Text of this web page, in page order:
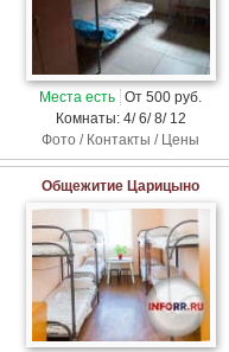
Места есть От 500 руб.
Комнаты: 4/ 6/ 8/ 12
Фото / Контакты / Цены
Общежитие Царицыно